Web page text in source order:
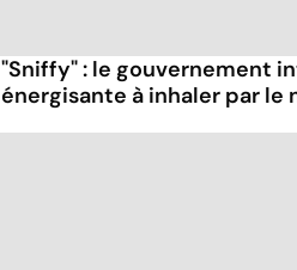
"Sniffy" : le gouvernement
énergisante à inhaler par le